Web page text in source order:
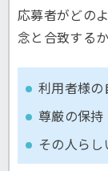
応募者がどの
念と合致する
利用者様の
尊厳の保持
その人ら